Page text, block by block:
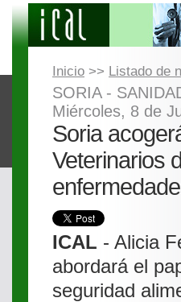
Inicio >> Listado de
SORIA -
Miércoles, 8 de
Soria
Veterinarios
ICAL - Alicia
abordará el
seguridad